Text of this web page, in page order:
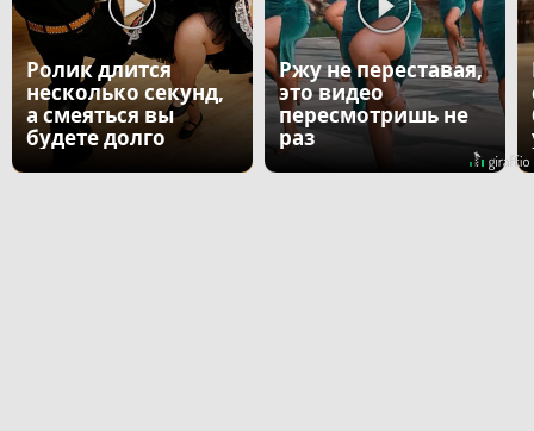
Ролик длится
несколько секунд,
а смеяться вы
будете долго
Ржу не переставая,
это видео
пересмотришь не
раз